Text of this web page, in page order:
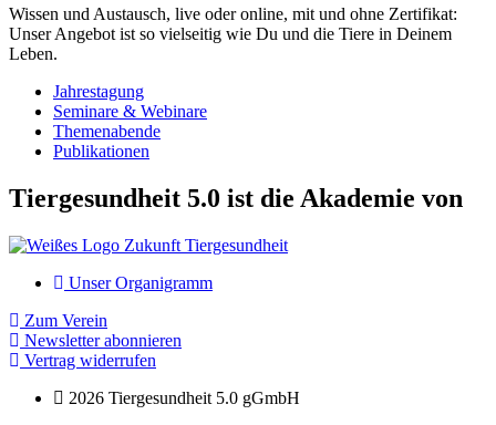
Wissen und Austausch, live oder online, mit und ohne Zertifikat:
Unser Angebot ist so vielseitig wie Du und die Tiere in Deinem
Leben.
Jahrestagung
Seminare & Webinare
Themenabende
Publikationen
Tiergesundheit 5.0 ist die Akademie von
Unser Organigramm
Zum Verein
Newsletter abonnieren
Vertrag widerrufen
2026 Tiergesundheit 5.0 gGmbH